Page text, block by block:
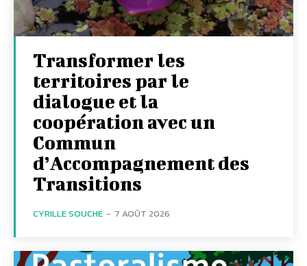
Transformer les
territoires par le
dialogue et la
coopération avec un
Commun
d’Accompagnement des
Transitions
CYRILLE SOUCHE - 7 AOÛT 2026